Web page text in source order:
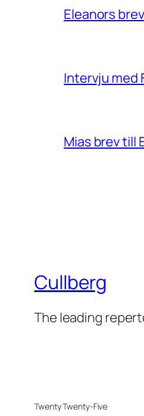
Eleanors
Intervju med
Mias brev till
Cullberg
The leading
Twenty Twenty-Five